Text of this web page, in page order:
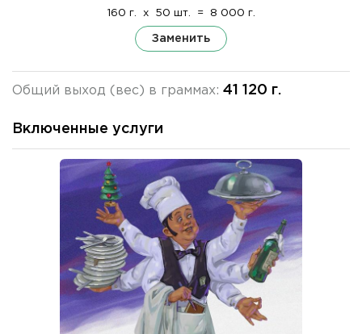
160 г. x 50 шт. = 8 000 г.
Заменить
Общий выход (вес) в граммах: 41 120 г.
Включенные услуги